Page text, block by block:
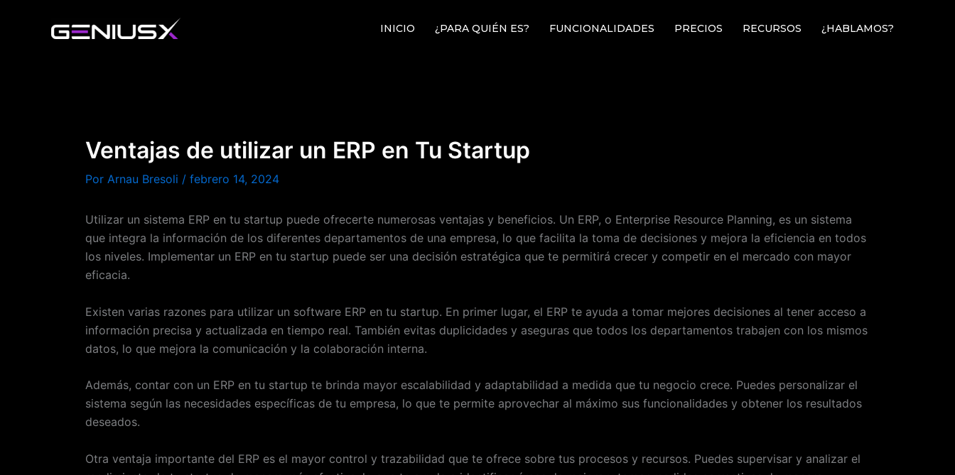
INICIO ¿PARA QUIÉN ES? FUNCIONALIDADES PRECIOS RECURSOS ¿HABLAMOS?
Ventajas de utilizar un ERP en Tu Startup
Por Arnau Bresoli / febrero 14, 2024
Utilizar un sistema ERP en tu startup puede ofrecerte numerosas ventajas y beneficios. Un ERP, o Enterprise Resource Planning, es un sistema
que integra la información de los diferentes departamentos de una empresa, lo que facilita la toma de decisiones y mejora la eficiencia en todos
los niveles. Implementar un ERP en tu startup puede ser una decisión estratégica que te permitirá crecer y competir en el mercado con mayor
eficacia.
Existen varias razones para utilizar un software ERP en tu startup. En primer lugar, el ERP te ayuda a tomar mejores decisiones al tener acceso a
información precisa y actualizada en tiempo real. También evitas duplicidades y aseguras que todos los departamentos trabajen con los mismos
datos, lo que mejora la comunicación y la colaboración interna.
Además, contar con un ERP en tu startup te brinda mayor escalabilidad y adaptabilidad a medida que tu negocio crece. Puedes personalizar el
sistema según las necesidades específicas de tu empresa, lo que te permite aprovechar al máximo sus funcionalidades y obtener los resultados
deseados.
Otra ventaja importante del ERP es el mayor control y trazabilidad que te ofrece sobre tus procesos y recursos. Puedes supervisar y analizar el